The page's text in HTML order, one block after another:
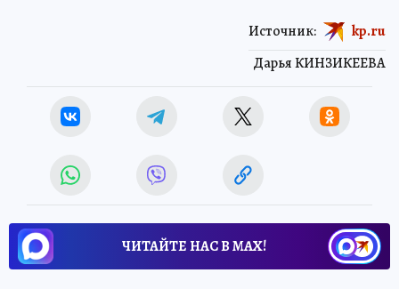
Дарья КИНЗИКЕЕВА
Источник: kp.ru
ЧИТАЙТЕ НАС В МАХ!